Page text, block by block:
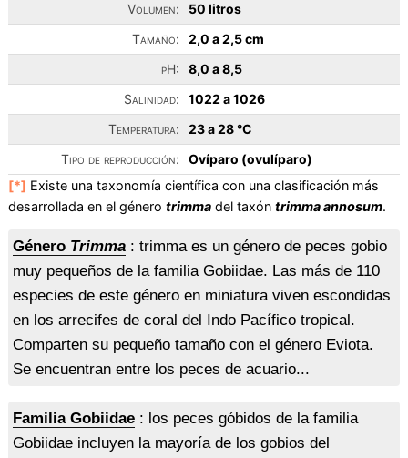
Volumen:
50 litros
Tamaño:
2,0 a 2,5 cm
pH:
8,0 a 8,5
Salinidad:
1022 a 1026
Temperatura:
23 a 28 °C
Tipo de reproducción:
Ovíparo (ovulíparo)
[*] Existe una taxonomía científica con una clasificación más
desarrollada en el género trimmadel taxón trimma annosum.
Género Trimma: trimma es un género de peces gobio
muy pequeños de la familia Gobiidae. Las más de 110
especies de este género en miniatura viven escondidas
en los arrecifes de coral del Indo Pacífico tropical.
Comparten su pequeño tamaño con el género Eviota.
Se encuentran entre los peces de acuario...
Familia Gobiidae: los peces góbidos de la familia
Gobiidae incluyen la mayoría de los gobios del